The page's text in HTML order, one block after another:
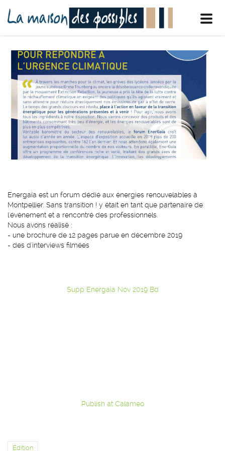
Energaïa est un forum dédié aux énergies renouvelables à
Montpellier. Sans transition ! y était en tant que partenaire de
l'événement et a rencontré des professionnels.
Nous avons réalisé :
- une brochure de 12 pages parue en décembre 2019
- des d'interviews filmées
Supp Energaia Nov 2019 Bd
Publish at Calameo
Édition